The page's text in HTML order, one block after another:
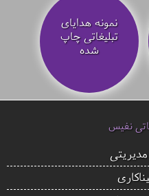
نمونه هدایای
تبلیغاتی چاپ
شده
نفیس